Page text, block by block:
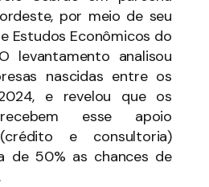
por meio de seu
Estudos Econômicos do
levantamento analisou
nascidas entre os
e revelou que os
esse apoio
e consultoria)
de 50% as chances de